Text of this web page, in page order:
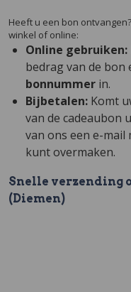
Heeft u een bon
winkel of online:
Online gebruiken:
bedrag van de
bonnummer in.
Bijbetalen: Komt
van de cadeaubon
van ons een e-
kunt overmaken.
Snelle verzending
(Diemen)